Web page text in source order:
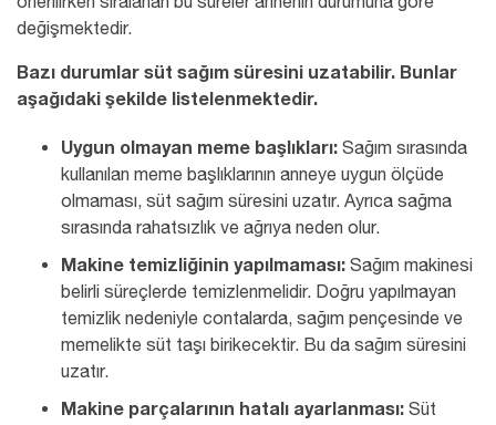
değişmektedir.
Bazı durumlar süt sağım süresini uzatabilir. Bunlar
aşağıdaki şekilde listelenmektedir.
Uygun olmayan meme başlıkları: Sağım sırasında
kullanılan meme başlıklarının anneye uygun ölçüde
olmaması, süt sağım süresini uzatır. Ayrıca sağma
sırasında rahatsızlık ve ağrıya neden olur.
Makine temizliğinin yapılmaması: Sağım makinesi
belirli süreçlerde temizlenmelidir. Doğru yapılmayan
temizlik nedeniyle contalarda, sağım pençesinde ve
memelikte süt taşı birikecektir. Bu da sağım süresini
uzatır.
Makine parçalarının hatalı ayarlanması: Süt